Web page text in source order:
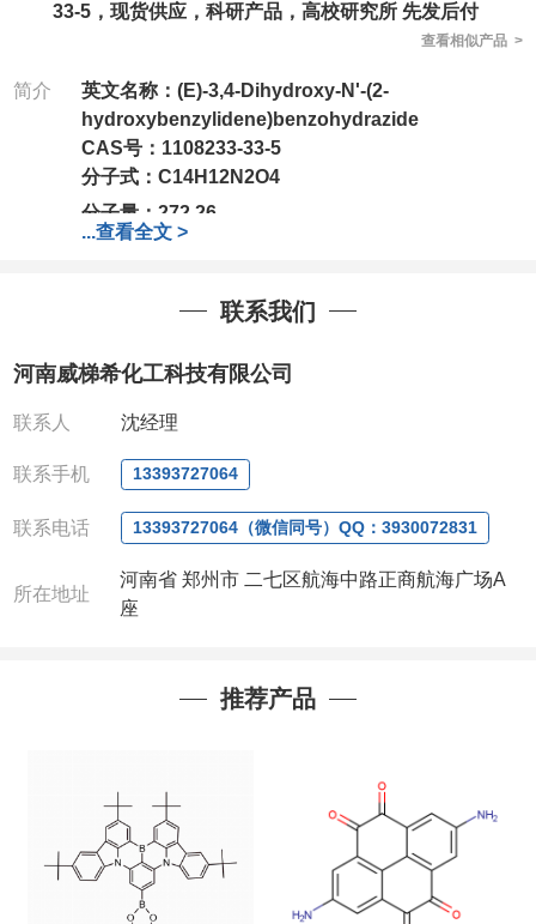
33-5，现货供应，科研产品，高校研究所 先发后付
查看相似产品 >
简介
英文名称：(E)-3,4-Dihydroxy-N'-(2-
hydroxybenzylidene)benzohydrazide
CAS号：1108233-33-5
分子式： C14H12N2O4
分子量： 272.26
公司拥有一批长期从事精细化学品开发和生产的高级
店铺内只有部分产品，如需其他产品也可咨询定制！
产品详细价格、规格等请直接联系：
电话 :13393727064 / 0371-63377391
微信：13393727064， QQ：3930072831 (欢迎致
公司对高校和国家科研机构可以先发货和开票后再付
系。出现质量问题，全额退款，并承担所有运费，欢
议
产品质量好
...查看全文 >
联系我们
河南威梯希化工科技有限公司
联系人 沈经理
联系手机 13393727064
联系电话 13393727064（微信同号）QQ：3930072831
所在地址
河南省 郑州市 二七区航海中路正商航海广场A
座
推荐产品